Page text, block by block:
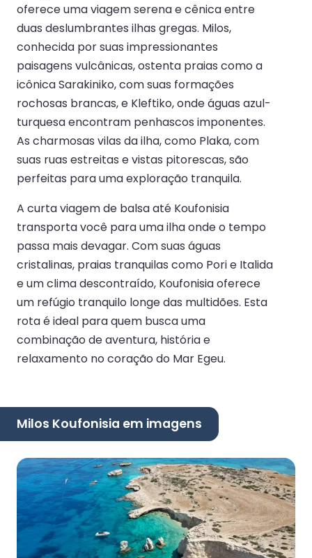
oferece uma viagem serena e cênica entre
duas deslumbrantes ilhas gregas. Milos,
conhecida por suas impressionantes
paisagens vulcânicas, ostenta praias como a
icônica Sarakiniko, com suas formações
rochosas brancas, e Kleftiko, onde águas azul-
turquesa encontram penhascos imponentes.
As charmosas vilas da ilha, como Plaka, com
suas ruas estreitas e vistas pitorescas, são
perfeitas para uma exploração tranquila.
A curta viagem de balsa até Koufonisia
transporta você para uma ilha onde o tempo
passa mais devagar. Com suas águas
cristalinas, praias tranquilas como Pori e Italida
e um clima descontraído, Koufonisia oferece
um refúgio tranquilo longe das multidões. Esta
rota é ideal para quem busca uma
combinação de aventura, história e
relaxamento no coração do Mar Egeu.
Milos Koufonisia em imagens